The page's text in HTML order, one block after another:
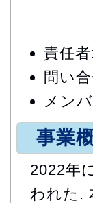
責任
問い
メン
事業
2022年
われた.